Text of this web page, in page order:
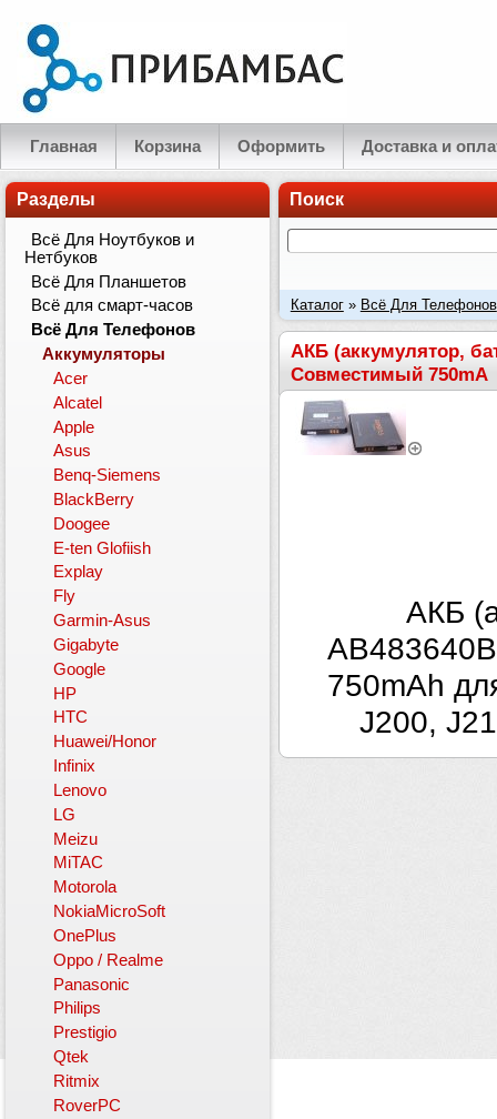
Главная Корзина Оформить Доставка и
Поиск
Каталог» Всё Для Телефонов
AB533640BU (AB533640BE)
АКБ (аккумулятор,
Совместимый 750mA
АКБ
750mAh
J200,
Разделы
Всё Для Ноутбуков и
Нетбуков
Всё Для Планшетов
Всё для смарт-часов
Всё Для Телефонов
Аккумуляторы
Acer
Alcatel
Apple
Asus
Benq-Siemens
BlackBerry
Doogee
E-ten Glofiish
Explay
Fly
Garmin-Asus
Gigabyte
Google
HP
HTC
Huawei/Honor
Infinix
Lenovo
LG
Meizu
MiTAC
Motorola
NokiaMicroSoft
OnePlus
Oppo / Realme
Panasonic
Philips
Prestigio
Qtek
Ritmix
RoverPC